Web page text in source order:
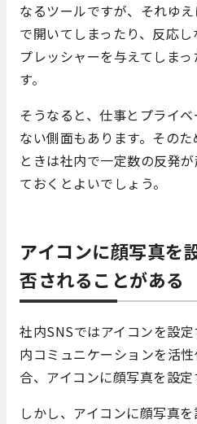
なるツールですが、それゆ
で開いてしまったり、反応
プレッシャーを与えてしま
す。
そうなると、仕事とプライ
ない側面もあります。その
ときは社内で一定数の反発
ておくとよいでしょう。
アイコンに顔写真を
否されることがある
社内SNSではアイコンを設
内コミュニケーションを活
合、アイコンに顔写真を設定
しかし、アイコンに顔写真